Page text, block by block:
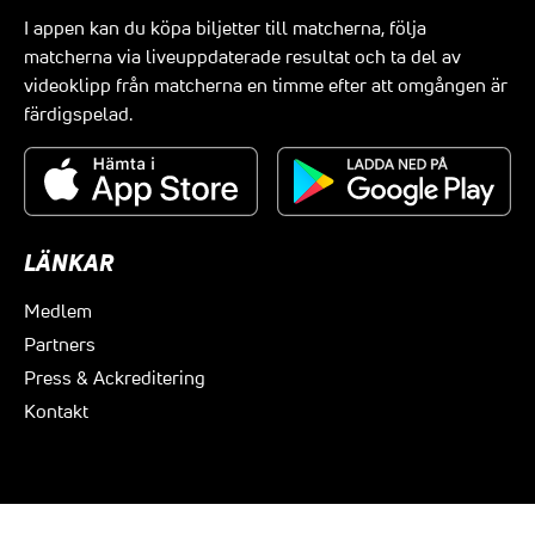
I appen kan du köpa biljetter till matcherna, följa
matcherna via liveuppdaterade resultat och ta del av
videoklipp från matcherna en timme efter att omgången är
färdigspelad.
LÄNKAR
Medlem
Partners
Press & Ackreditering
Kontakt